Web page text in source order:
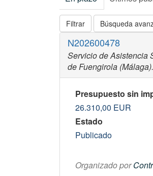
Filtrar Búsqueda
N202600478
Servicio de Asistencia
de Fuengirola (Málaga).
Presupuesto sin
26.310,00 EUR
Estado
Publicado
Organizado por